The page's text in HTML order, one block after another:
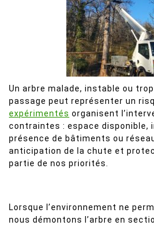
Un arbre malade, instable ou
passage peut représenter un
expérimentés organisent
contraintes : espace disponible,
présence de bâtiments ou
anticipation de la chute et
partie de nos priorités.
Lorsque l’environnement ne
nous démontons l’arbre en